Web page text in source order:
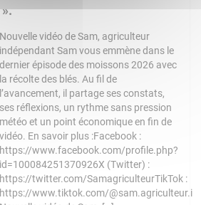
Nouvelle vidéo de Sam, agriculteur
indépendant Sam vous emmène dans le
dernier épisode des moissons 2026 avec
la récolte des blés. Au fil de
l’avancement, il partage ses constats,
ses réflexions, un rythme sans pression
météo et un point économique en fin de
vidéo. En savoir plus :Facebook :
https://www.facebook.com/profile.php?
id=100084251370926X (Twitter) :
https://twitter.com/SamagriculteurTikTok :
https://www.tiktok.com/@sam.agriculteur.i